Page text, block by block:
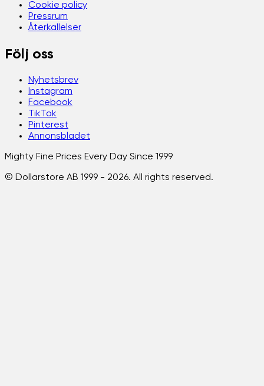
Cookie policy
Pressrum
Återkallelser
Följ oss
Nyhetsbrev
Instagram
Facebook
TikTok
Pinterest
Annonsbladet
Mighty Fine Prices Every Day Since 1999
© Dollarstore AB 1999 - 2026. All rights reserved.